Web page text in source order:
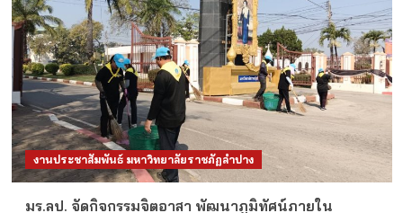
งานประชาสัมพันธ์ มหาวิทยาลัยราชภัฏลำปาง
มร.ลป. จัดกิจกรรมจิตอาสา พัฒนาภูมิทัศน์ภายใน